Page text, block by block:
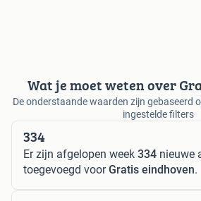
Wat je moet weten over
De onderstaande waarden zijn gebaseerd
ingestelde filters
334
Er zijn afgelopen week 334 nieuwe
toegevoegd voorGratis eindhoven.